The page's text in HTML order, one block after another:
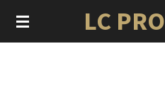
Ga
direct
LC PRO